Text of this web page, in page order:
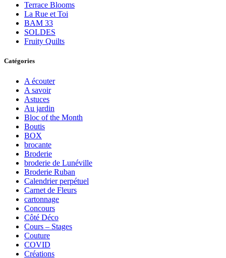
Terrace Blooms
La Rue et Toi
BAM 33
SOLDES
Fruity Quilts
Catégories
A écouter
A savoir
Astuces
Au jardin
Bloc of the Month
Boutis
BOX
brocante
Broderie
broderie de Lunéville
Broderie Ruban
Calendrier perpétuel
Carnet de Fleurs
cartonnage
Concours
Côté Déco
Cours – Stages
Couture
COVID
Créations